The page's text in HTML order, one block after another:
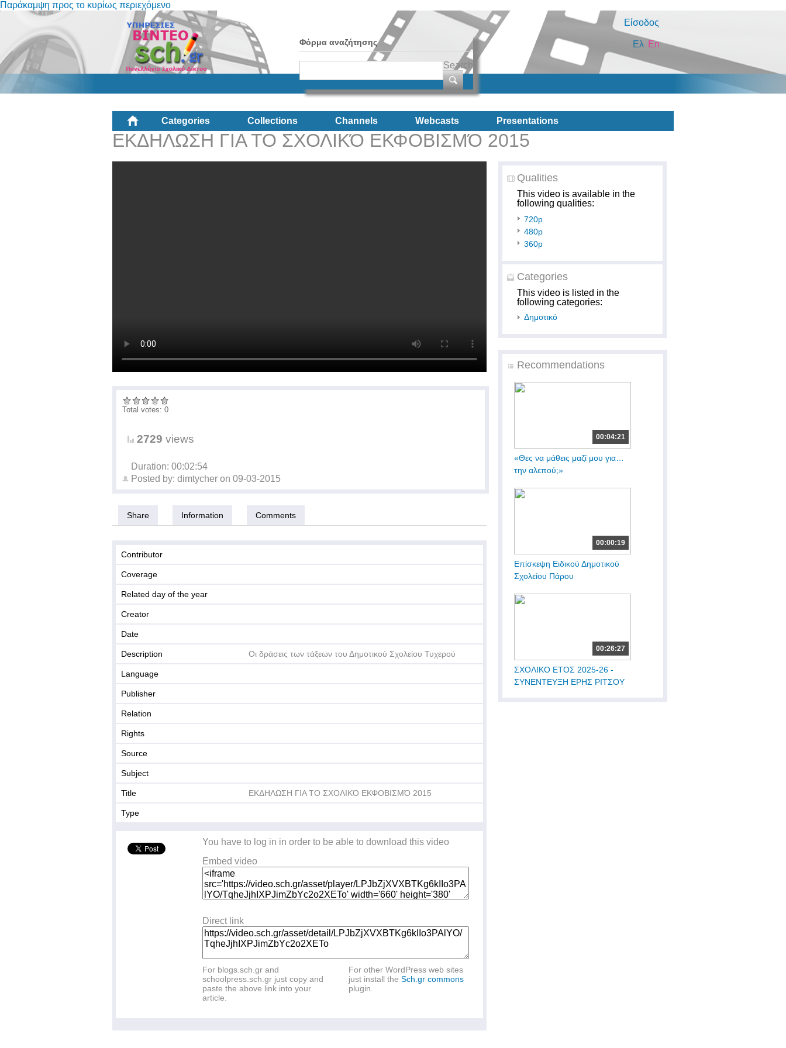
Παράκαμψη προς το κυρίως περιεχόμενο
Είσοδος
Φόρμα αναζήτησης
Search
En
Ελ
Categories Collections Channels Webcasts Presentations
ΕΚΔΗΛΩΣΗ ΓΙΑ ΤΟ ΣΧΟΛΙΚΌ ΕΚΦΟΒΙΣΜΌ 2015
Qualities
This video is available in the
following qualities:
720p
480p
360p
Categories
This video is listed in the
following categories:
Δημοτικό
Recommendations
00:04:21
«Θες να μάθεις μαζί μου για…
την αλεπού;»
00:00:19
Επίσκεψη Ειδικού Δημοτικού
Σχολείου Πάρου
00:26:27
ΣΧΟΛΙΚΟ ΕΤΟΣ 2025-26 -
ΣΥΝΕΝΤΕΥΞΗ ΕΡΗΣ ΡΙΤΣΟΥ
Total votes: 0
2729 views
Duration: 00:02:54
Posted by: dimtycher on 09-03-2015
Share Information Comments
Contributor
Coverage
Related day of the year
Creator
Date
Description Οι δράσεις των τάξεων του Δημοτικού Σχολείου Τυχερού
Language
Publisher
Relation
Rights
Source
Subject
Title ΕΚΔΗΛΩΣΗ ΓΙΑ ΤΟ ΣΧΟΛΙΚΌ ΕΚΦΟΒΙΣΜΌ 2015
Type
You have to log in in order to be able to download this video
Embed video
Direct link
For blogs.sch.gr and
schoolpress.sch.gr just copy and
paste the above link into your
article.
For other WordPress web sites
just install the Sch.gr commons
plugin.